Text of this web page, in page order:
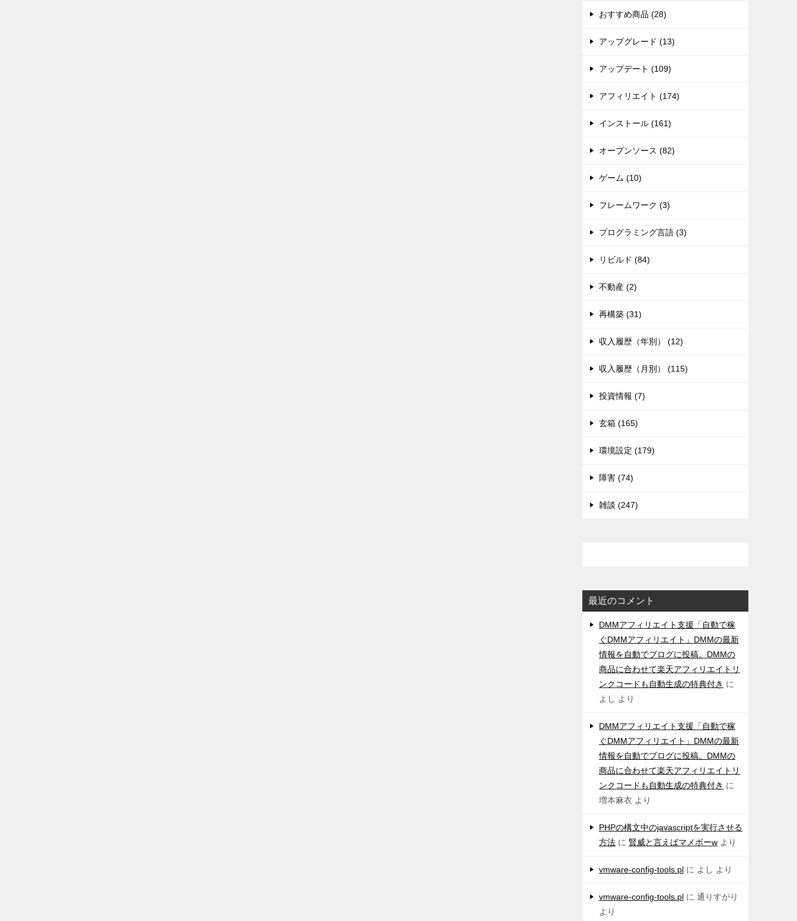
おすすめ商品 (28)
アップグレード (13)
アップデート (109)
アフィリエイト (174)
インストール (161)
オープンソース (82)
ゲーム (10)
フレームワーク (3)
プログラミング言語 (3)
リビルド (84)
不動産 (2)
再構築 (31)
収入履歴（年別） (12)
収入履歴（月別） (115)
投資情報 (7)
玄箱 (165)
環境設定 (179)
障害 (74)
雑談 (247)
最近のコメント
DMMアフィリエイト支援「自動で稼
ぐDMMアフィリエイト」DMMの最新
情報を自動でブログに投稿。DMMの
商品に合わせて楽天アフィリエイトリ
ンクコードも自動生成の特典付き に
よし より
DMMアフィリエイト支援「自動で稼
ぐDMMアフィリエイト」DMMの最新
情報を自動でブログに投稿。DMMの
商品に合わせて楽天アフィリエイトリ
ンクコードも自動生成の特典付き に
増本麻衣 より
PHPの構文中のjavascriptを実行させる
方法 に 賢威と言えばマメボーw より
vmware-config-tools.pl に よし より
vmware-config-tools.pl に 通りすがり
より